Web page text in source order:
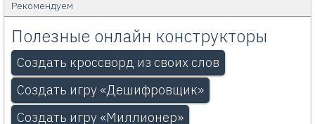
Рекомендуем
Полезные онлайн конструкторы
Создать кроссворд из своих слов
Создать игру «Дешифровщик»
Создать игру «Миллионер»